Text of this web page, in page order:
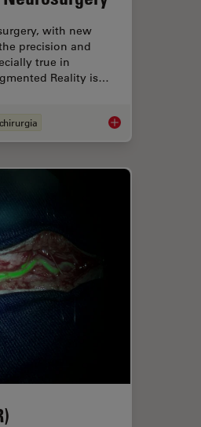
with new
precision and
true in
Reality is…
How Augmented